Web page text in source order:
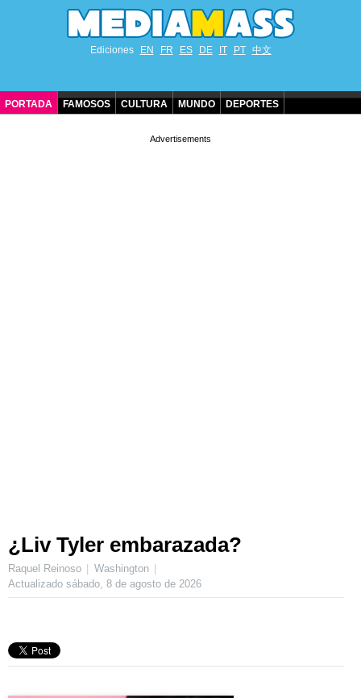
Ediciones EN FR ES DE IT PT 中文
PORTADA FAMOSOS CULTURA MUNDO DEPORTES
¿Liv Tyler embarazada?
Raquel Reinoso
Washington
Actualizado sábado, 8 de agosto de 2026